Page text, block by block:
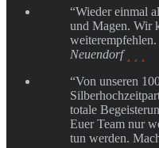
“Wieder einmal
und Magen. Wir
Neuendorf
“Von unseren
totale
Euer Team nur
tun werden.